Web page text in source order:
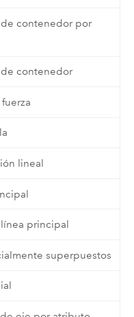
contenedor por
contenedor
lineal
principal
superpuestos